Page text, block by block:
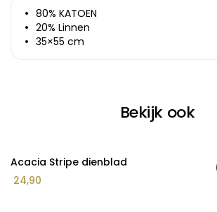
80% KATOEN
20% Linnen
35×55 cm
Bekijk ook
Acacia Stripe dienblad
24,90